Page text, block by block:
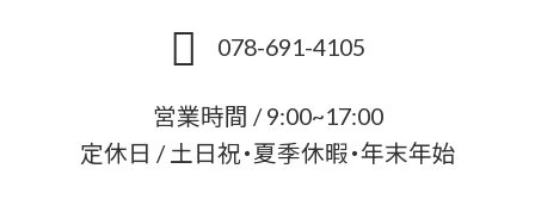
078-691-4105
営業時間 / 9:00~17:00
定休日 / 土日祝・夏季休暇・年末年始